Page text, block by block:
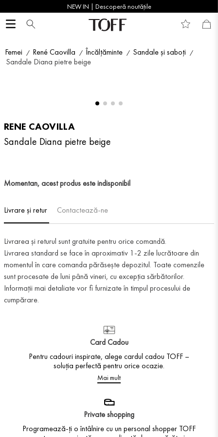
NEW IN | Descoperă noutățile
Femei René Caovilla Încălțăminte
Sandale și saboți
Sandale Diana pietre beige
RENE CAOVILLA
Sandale Diana pietre beige
Momentan, acest produs este indisponibil
Livrare și retur Contactează-ne
Livrarea și returul sunt gratuite pentru orice comandă.
Livrarea standard se face în aproximativ 1-2 zile lucrătoare din
momentul în care comanda părăsește depozitul. Toate comenzile
sunt procesate de luni până vineri, cu excepția sărbătorilor.
Informații mai detaliate vor fi furnizate în timpul procesului de
cumpărare.
Card Cadou
Pentru cadouri inspirate, alege cardul cadou TOFF –
soluția perfectă pentru orice ocazie.
Mai mult
Private shopping
Programează-ți o întâlnire cu un personal shopper TOFF